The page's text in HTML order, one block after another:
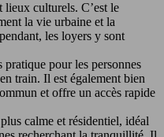
lieux culturels. C’est le
la vie urbaine et la
les loyers y sont
pratique pour les personnes
train. Il est également bien
et offre un accès rapide
calme et résidentiel, idéal